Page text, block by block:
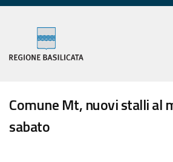
Comune Mt, nuovi stalli al
sabato